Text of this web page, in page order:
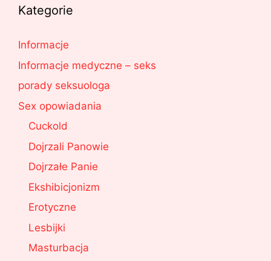
Kategorie
Informacje
Informacje medyczne – seks
porady seksuologa
Sex opowiadania
Cuckold
Dojrzali Panowie
Dojrzałe Panie
Ekshibicjonizm
Erotyczne
Lesbijki
Masturbacja